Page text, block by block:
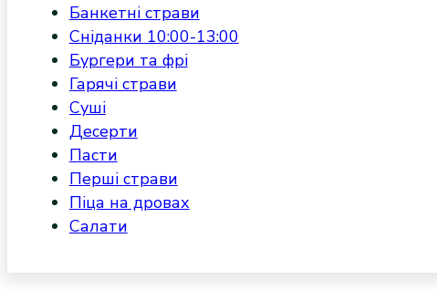
Банкетні страви
Сніданки 10:00-13:00
Бургери та фрі
Гарячі страви
Суші
Десерти
Пасти
Перші страви
Піца на дровах
Салати